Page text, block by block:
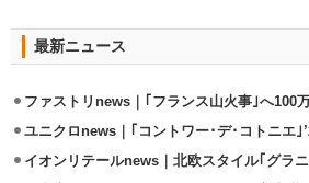
最新ニュース